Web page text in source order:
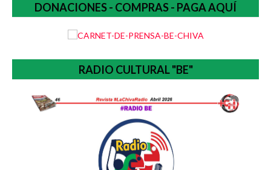
DONACIONES - COMPRAS - PAGA AQUÍ
RADIO CULTURAL "BE"